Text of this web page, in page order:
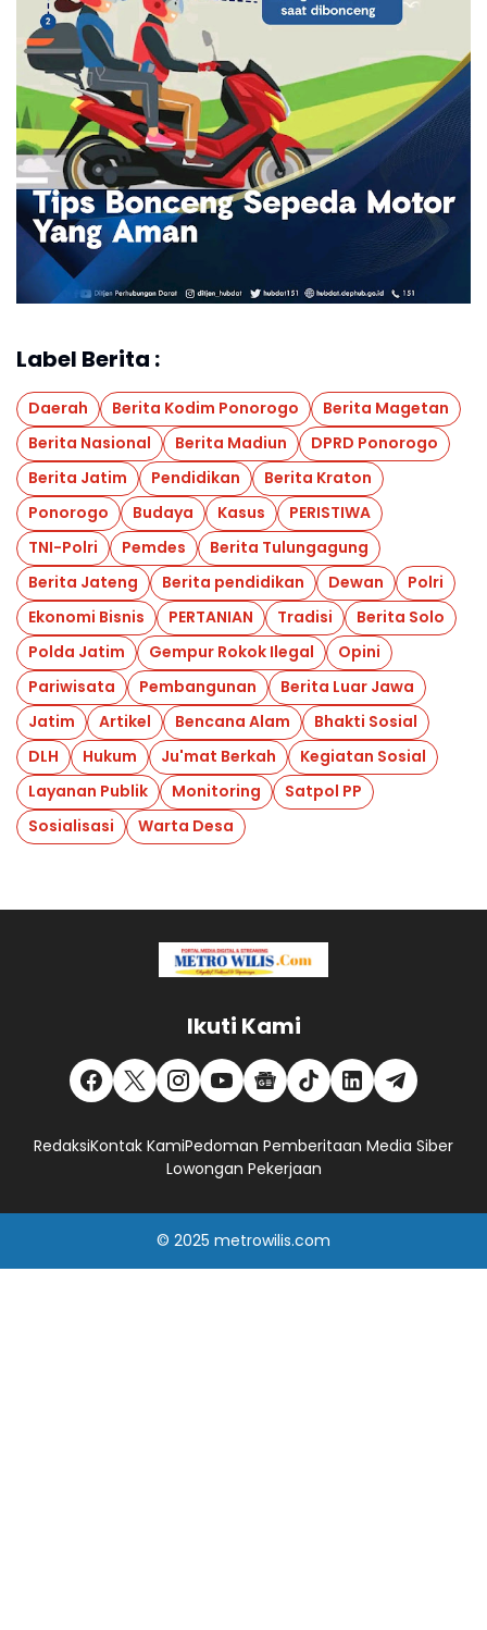
Label Berita :
Daerah Berita Kodim Ponorogo
Berita Magetan
Berita Nasional
Berita Madiun
DPRD Ponorogo
Berita Jatim
Pendidikan
Berita Kraton
Ponorogo
Budaya Kasus
PERISTIWA
TNI-Polri
Pemdes
Berita Tulungagung
Berita Jateng
Berita pendidikan Dewan
Polri
Ekonomi Bisnis
PERTANIAN Tradisi
Berita Solo
Polda Jatim
Gempur Rokok Ilegal
Opini
Pariwisata
Pembangunan
Berita Luar Jawa
Jatim
Artikel Bencana Alam
Bhakti Sosial
DLH
Hukum Ju'mat Berkah
Kegiatan Sosial
Layanan Publik
Monitoring
Satpol PP
Sosialisasi
Warta Desa
Ikuti Kami
RedaksiKontak KamiPedoman Pemberitaan Media Siber
Lowongan Pekerjaan
© 2025 metrowilis.com